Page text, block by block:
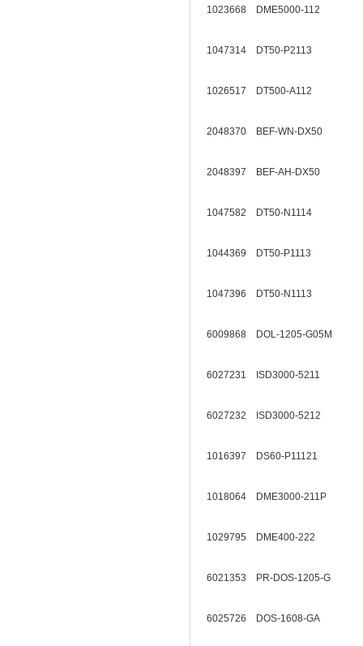
1023668 DME5000-112
1047314 DT50-P2113
1026517 DT500-A112
2048370 BEF-WN-DX50
2048397 BEF-AH-DX50
1047582 DT50-N1114
1044369 DT50-P1113
1047396 DT50-N1113
6009868 DOL-1205-G05M
6027231 ISD3000-5211
6027232 ISD3000-5212
1016397 DS60-P11121
1018064 DME3000-211P
1029795 DME400-222
6021353 PR-DOS-1205-G
6025726 DOS-1608-GA